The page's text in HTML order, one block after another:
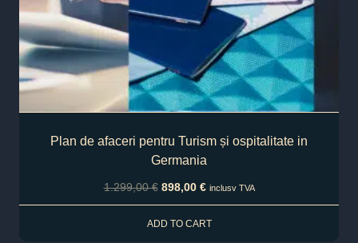
Plan de afaceri pentru Turism și ospitalitate in
Germania
1.299,00€ 898,00 € inclusv TVA
ADD TO CART